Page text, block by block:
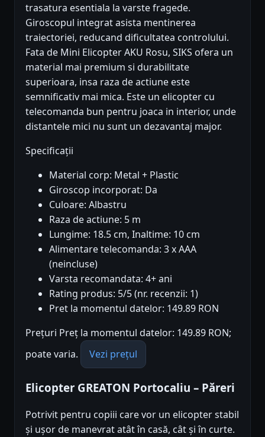
trasatura esentiala la varste fragede.
Giroscopul integrat asista mentinerea
traiectoriei, reducand dificultatea controlului.
Fata de Mini Elicopter AKU Rosu, SIKS ofera un
material mai premium si durabilitate
superioara, insa raza de actiune este
semnificativ mai mica. Este un elicopter cu
telecomanda bun pentru joaca in interior, unde
distantele mici nu sunt un dezavantaj major.
Specificații
Material corp: Metal + Plastic
Giroscop incorporat: Da
Culoare: Albastru
Raza de actiune: 5 m
Lungime: 18.5 cm, Inaltime: 10 cm
Alimentare telecomanda: 3 x AAA
(neincluse)
Varsta recomandata: 4+ ani
Rating produs: 5/5 (nr. recenzii: 1)
Pret la momentul datelor: 149.89 RON
Prețuri Preț la momentul datelor: 149.89 RON;
poate varia.
Vezi prețul
Elicopter GREATON Portocaliu – Păreri
Potrivit pentru copiii care vor un elicopter stabil
și ușor de manevrat atât în casă, cât și în curte.